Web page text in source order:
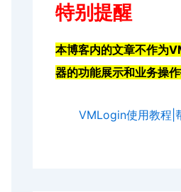
特别提醒
本博客内的文章不作为
器的功能展示和业务操作
VMLogin使用教程|